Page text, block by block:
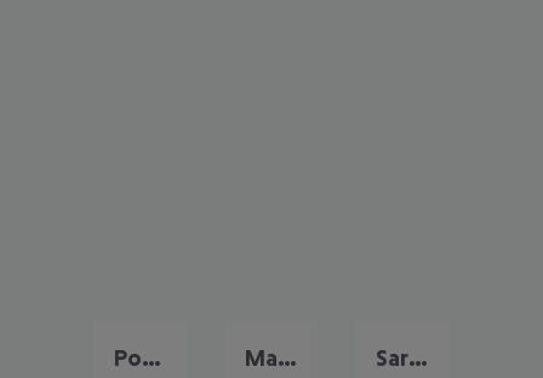
Portugal Frühbucher Angebote Malta Flug & Hotel Sardinien Flug & Hotel